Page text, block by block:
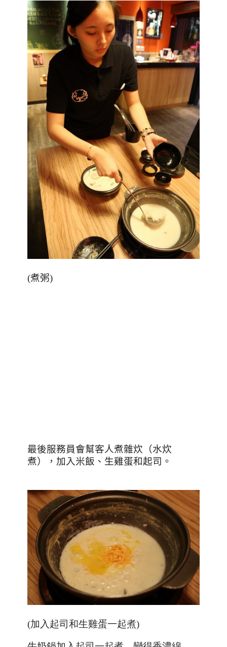
(煮粥)
最後服務員會幫客人煮雜炊（水炊
煮），加入米飯、生雞蛋和起司。
(加入起司和生雞蛋一起煮)